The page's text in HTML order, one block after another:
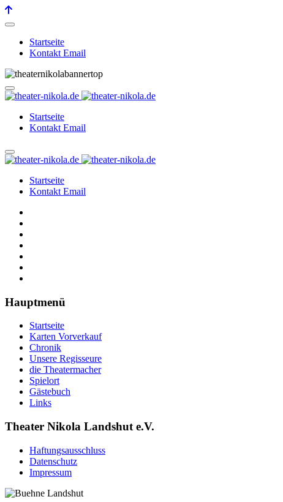
Startseite
Kontakt Email
Startseite
Kontakt Email
Startseite
Kontakt Email
Hauptmenü
Startseite
Karten Vorverkauf
Chronik
Unsere Regisseure
die Theatermacher
Spielort
Gästebuch
Links
Theater Nikola Landshut e.V.
Haftungsausschluss
Datenschutz
Impressum